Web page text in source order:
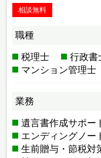
相談無料
職種
税理士 行政書
マンション管理士
業務
遺言書作成サポー
エンディングノー
生前贈与・節税対